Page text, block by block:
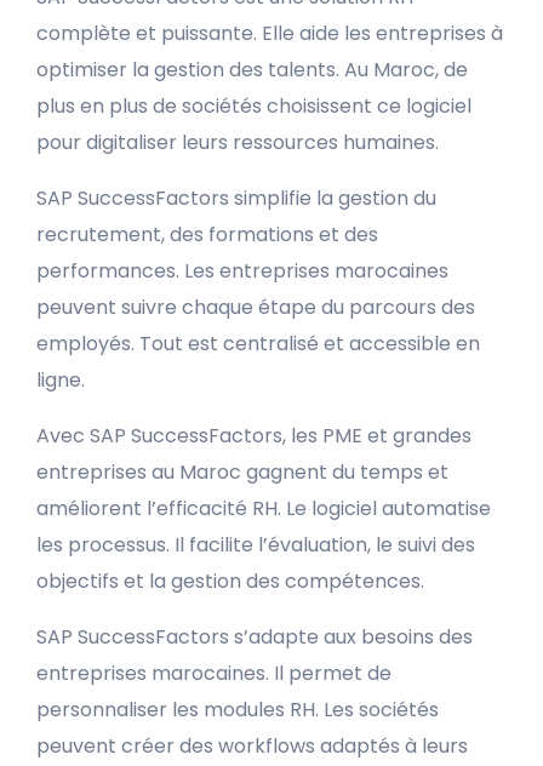
complète et puissante. Elle aide les entreprises à
optimiser la gestion des talents. Au Maroc, de
plus en plus de sociétés choisissent ce logiciel
pour digitaliser leurs ressources humaines.
SAP SuccessFactors simplifie la gestion du
recrutement, des formations et des
performances. Les entreprises marocaines
peuvent suivre chaque étape du parcours des
employés. Tout est centralisé et accessible en
ligne.
Avec SAP SuccessFactors, les PME et grandes
entreprises au Maroc gagnent du temps et
améliorent l’efficacité RH. Le logiciel automatise
les processus. Il facilite l’évaluation, le suivi des
objectifs et la gestion des compétences.
SAP SuccessFactors s’adapte aux besoins des
entreprises marocaines. Il permet de
personnaliser les modules RH. Les sociétés
peuvent créer des workflows adaptés à leurs